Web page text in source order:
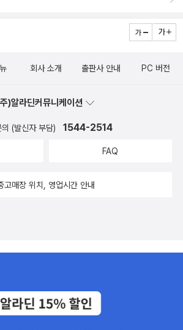
회사 소개 출판사 안내 PC 버전
)알라딘커뮤니케이션
의 (발신자 부담) 1544-2514
FAQ
고매장 위치, 영업시간 안내